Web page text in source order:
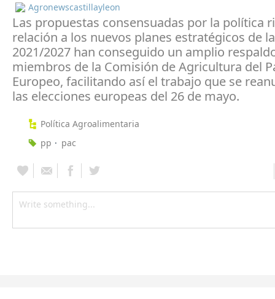
Agronewscastillayleon
Las propuestas consensuadas por la política
relación a los nuevos planes estratégicos de
2021/2027 han conseguido un amplio
miembros de la Comisión de Agricultura del
Europeo, facilitando así el trabajo que se
las elecciones europeas del 26 de mayo.
Política Agroalimentaria
pp
pac